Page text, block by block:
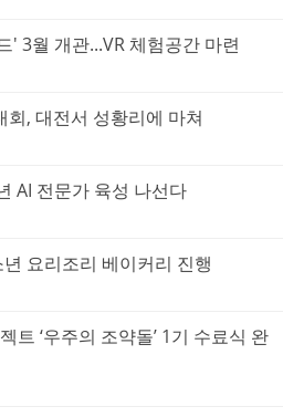
' 3월 개관...VR 체험공간 마련
, 대전서 성황리에 마쳐
AI 전문가 육성 나선다
요리조리 베이커리 진행
트 ‘우주의 조약돌’ 1기 수료식 완